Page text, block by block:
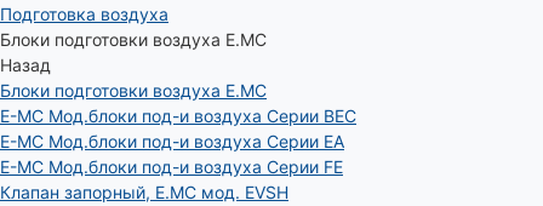
Подготовка воздуха
Блоки подготовки воздуха E.MC
Назад
Блоки подготовки воздуха E.MC
E-MC Мод.блоки под-и воздуха Серии BEC
E-MC Мод.блоки под-и воздуха Серии EA
E-MC Мод.блоки под-и воздуха Серии FE
Клапан запорный, E.MC мод. EVSH